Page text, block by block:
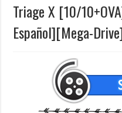
Triage X [10/
Español][Mega-